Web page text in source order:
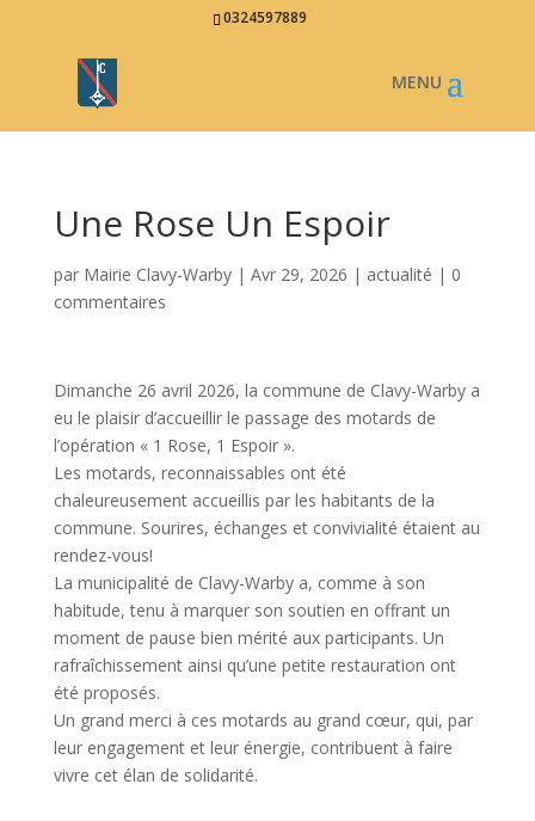
0324597889
Une Rose Un Espoir
par Mairie Clavy-Warby| Avr 29, 2026 | actualité | 0
commentaires
Dimanche 26 avril 2026, la commune de Clavy-Warby a
eu le plaisir d’accueillir le passage des motards de
l’opération « 1 Rose, 1 Espoir ».
Les motards, reconnaissables ont été
chaleureusement accueillis par les habitants de la
commune. Sourires, échanges et convivialité étaient au
rendez-vous!
La municipalité de Clavy-Warby a, comme à son
habitude, tenu à marquer son soutien en offrant un
moment de pause bien mérité aux participants. Un
rafraîchissement ainsi qu’une petite restauration ont
été proposés.
Un grand merci à ces motards au grand cœur, qui, par
leur engagement et leur énergie, contribuent à faire
vivre cet élan de solidarité.